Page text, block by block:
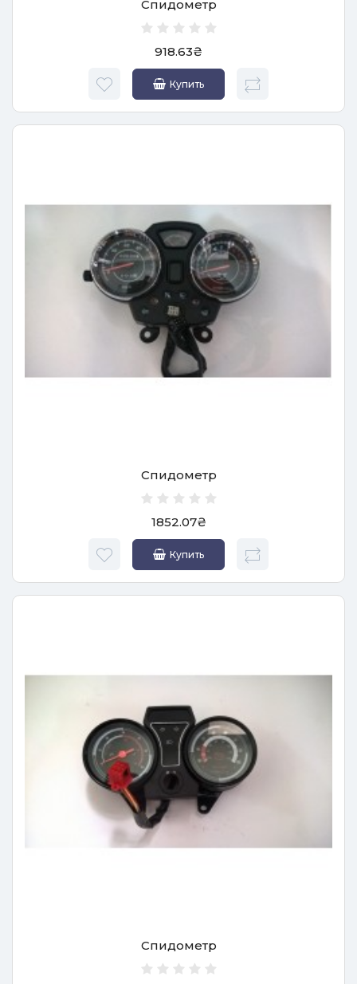
Спидометр
918.63₴
Купить
Спидометр
1852.07₴
Купить
Спидометр